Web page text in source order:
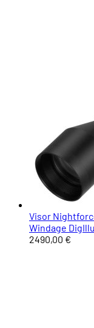
Visor
Windage
2490,00 €